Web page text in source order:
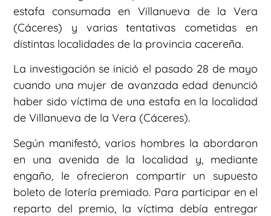
estafa consumada en Villanueva de la Vera
(Cáceres) y varias tentativas cometidas en
distintas localidades de la provincia cacereña.
La investigación se inició el pasado 28 de mayo
cuando una mujer de avanzada edad denunció
haber sido víctima de una estafa en la localidad
de Villanueva de la Vera (Cáceres).
Según manifestó, varios hombres la abordaron
en una avenida de la localidad y, mediante
engaño, le ofrecieron compartir un supuesto
boleto de lotería premiado. Para participar en el
reparto del premio, la víctima debía entregar